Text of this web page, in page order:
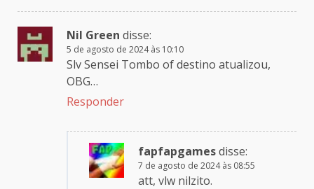
Nil Green disse:
5 de agosto de 2024 às 10:10
Slv Sensei Tombo of destino atualizou,
OBG…
Responder
fapfapgamesdisse:
7 de agosto de 2024 às 08:55
att, vlw nilzito.